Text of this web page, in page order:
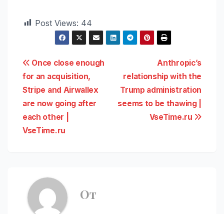
Post Views: 44
Навигация
по
записям
Anthropic’s
relationship with the
Trump administration
seems to be thawing |
VseTime.ru
Once close enough
for an acquisition,
Stripe and Airwallex
are now going after
each other |
VseTime.ru
От